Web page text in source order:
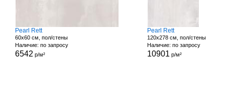
Pearl Rett
60x60 см, пол/стены
Наличие: по запросу
6542 р/м²
Pearl Rett
120x278 см, пол/стены
Наличие: по запросу
10901 р/м²